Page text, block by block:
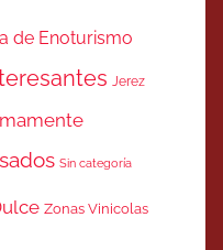
de Enoturismo
Jerez
Sin categoría
Zonas Vinicolas